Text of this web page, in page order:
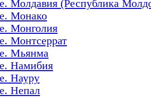
Молдавия (Республика
Монако
Монголия
Монтсеррат
Мьянма
Намибия
Науру
Непал